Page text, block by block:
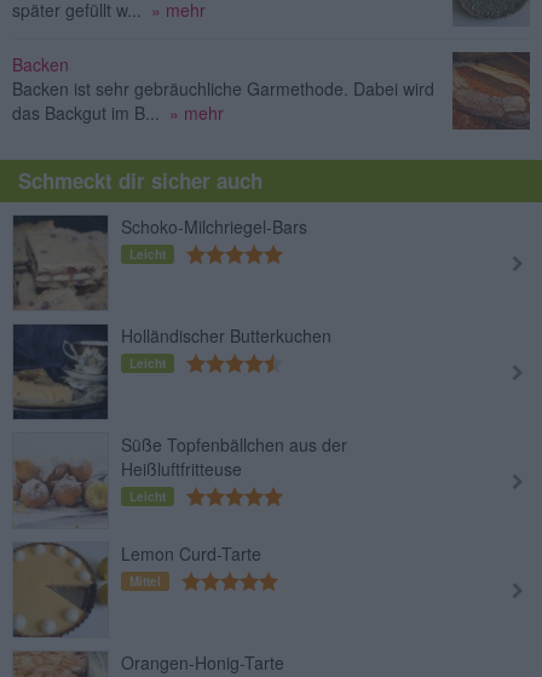
später gefüllt w... » mehr
Backen
Backen ist sehr gebräuchliche Garmethode. Dabei wird
das Backgut im B... » mehr
Schmeckt dir sicher auch
Schoko-Milchriegel-Bars
Leicht
Holländischer Butterkuchen
Leicht
Süße Topfenbällchen aus der
Heißluftfritteuse
Leicht
Lemon Curd-Tarte
Mittel
Orangen-Honig-Tarte